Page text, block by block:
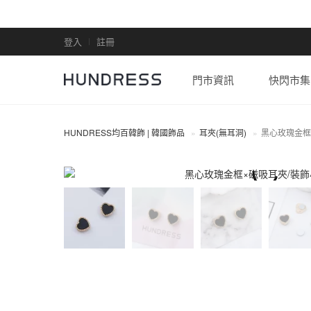
登入 註冊
門市資訊 快閃市集
HUNDRESS均百韓飾 | 韓國飾品 耳夾(無耳洞) 黑心玫瑰金